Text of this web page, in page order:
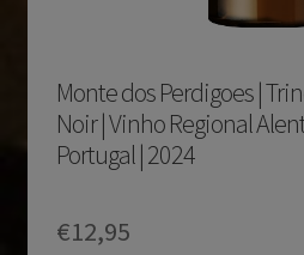
Monte dos Perdigoes |
Noir | Vinho Regional
Portugal | 2024
€12,95